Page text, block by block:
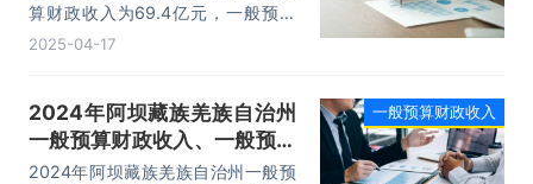
算财政收入为69.4亿元，一般预算
财政支出为388.5亿元，一般预算财
2025-04-17
2024年阿坝藏族羌族自治州
一般预算财政收入、一般预算
财政支出及收支差额情况
2024年阿坝藏族羌族自治州一般预
一般预算财政收入